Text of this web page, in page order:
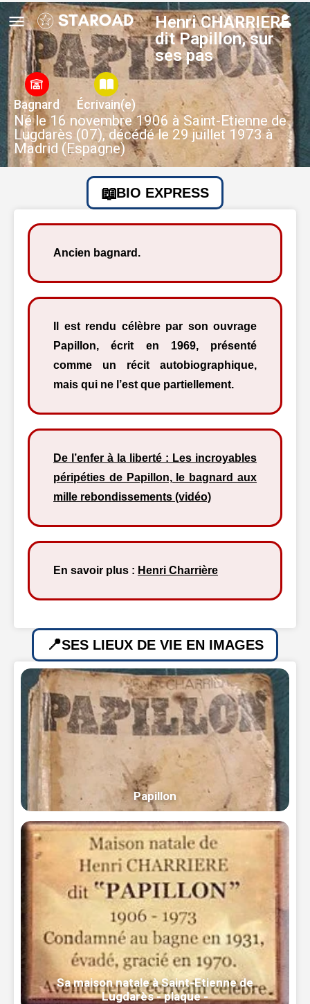
Henri CHARRIERE
dit Papillon, sur
ses pas
Bagnard Écrivain(e)
Né le 16 novembre 1906 à Saint-Etienne de
Lugdarès (07), décédé le 29 juillet 1973 à
Madrid (Espagne)
BIO EXPRESS
Ancien bagnard.
Il est rendu célèbre par son ouvrage
Papillon, écrit en 1969, présenté
comme un récit autobiographique,
mais qui ne l’est que partiellement.
De l’enfer à la liberté : Les incroyables
péripéties de Papillon, le bagnard aux
mille rebondissements (vidéo)
En savoir plus : Henri Charrière
SES LIEUX DE VIE EN IMAGES
Papillon
Sa maison natale à Saint-Etienne de
Lugdarès - plaque -